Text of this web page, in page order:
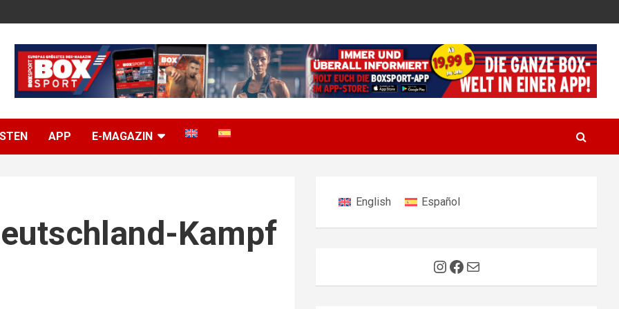
APP E-MAGAZIN
Kampf
English Español
Instagram
Facebook
E-Mail